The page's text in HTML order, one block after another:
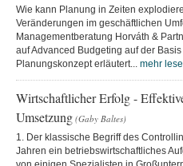
Wie kann Planung in Zeiten
Veränderungen im geschäftlichen
Managementberatung Horváth &
auf Advanced Budgeting auf der
Planungskonzept erläutert... mehr
Wirtschaftlicher Erfolg -
Umsetzung (Gaby Baltes)
1. Der klassische Begriff des
Jahren ein betriebswirtschaftliches